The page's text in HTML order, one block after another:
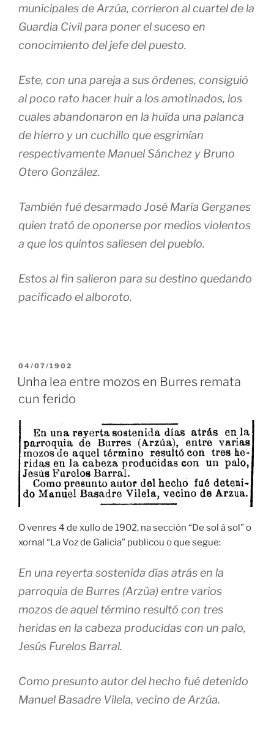
municipales de Arzúa, corrieron al cuartel de la
Guardia Civil para poner el suceso en
conocimiento del jefe del puesto.
Este, con una pareja a sus órdenes, consiguió
al poco rato hacer huir a los amotinados, los
cuales abandonaron en la huída una palanca
de hierro y un cuchillo que esgrimían
respectivamente Manuel Sánchez y Bruno
Otero González.
También fué desarmado José María Gerganes
quien trató de oponerse por medios violentos
a que los quintos saliesen del pueblo.
Estos al fin salieron para su destino quedando
pacificado el alboroto.
PUBLICADO
EN
04/07/1902
Unha lea entre mozos en Burres remata
cun ferido
O venres 4 de xullo de 1902, na sección “De sol á sol” o
xornal “La Voz de Galicia” publicou o que segue:
En una reyerta sostenida días atrás en la
parroquia de Burres (Arzúa) entre varios
mozos de aquel término resultó con tres
heridas en la cabeza producidas con un palo,
Jesús Furelos Barral.
Como presunto autor del hecho fué detenido
Manuel Basadre Vilela, vecino de Arzúa.